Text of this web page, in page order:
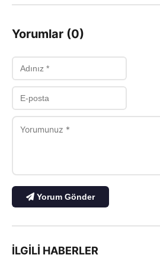
Yorumlar (0)
Yorum Gönder
İLGILI HABERLER